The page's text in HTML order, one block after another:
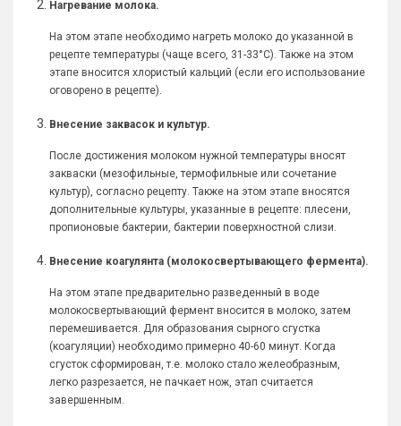
Нагревание молока.
На этом этапе необходимо нагреть молоко до указанной в
рецепте температуры (чаще всего, 31-33°С). Также на этом
этапе вносится хлористый кальций (если его использование
оговорено в рецепте).
Внесение заквасок и культур.
После достижения молоком нужной температуры вносят
закваски (мезофильные, термофильные или сочетание
культур), согласно рецепту. Также на этом этапе вносятся
дополнительные культуры, указанные в рецепте: плесени,
пропионовые бактерии, бактерии поверхностной слизи.
Внесение коагулянта (молокосвертывающего фермента).
На этом этапе предварительно разведенный в воде
молокосвертывающий фермент вносится в молоко, затем
перемешивается. Для образования сырного сгустка
(коагуляции) необходимо примерно 40-60 минут. Когда
сгусток сформирован, т.е. молоко стало желеобразным,
легко разрезается, не пачкает нож, этап считается
завершенным.